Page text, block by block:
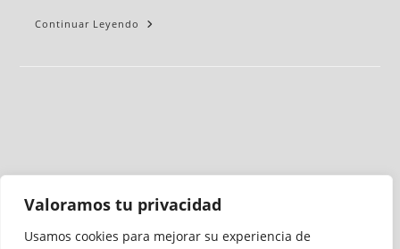
Valoramos tu privacidad
Usamos cookies para mejorar su experiencia de
Continuar Leyendo